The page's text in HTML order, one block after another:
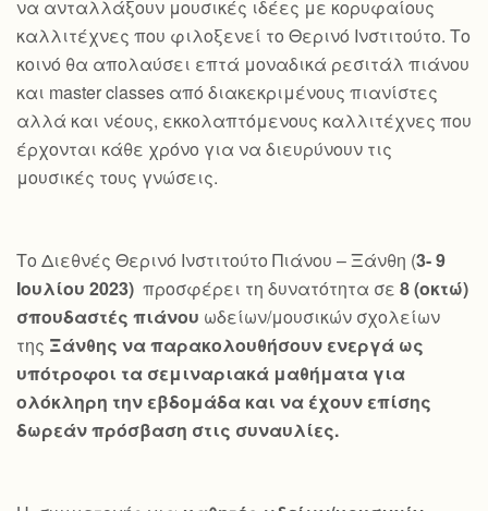
να ανταλλάξουν μουσικές ιδέες με κορυφαίους
καλλιτέχνες που φιλοξενεί το Θερινό Ινστιτούτο. Το
κοινό θα απολαύσει επτά μοναδικά ρεσιτάλ πιάνου
και master classes από διακεκριμένους πιανίστες
αλλά και νέους, εκκολαπτόμενους καλλιτέχνες που
έρχονται κάθε χρόνο για να διευρύνουν τις
μουσικές τους γνώσεις.
Το Διεθνές Θερινό Ινστιτούτο Πιάνου – Ξάνθη (3- 9
Ιουλίου 2023) προσφέρει τη δυνατότητα σε 8 (οκτώ)
σπουδαστές πιάνου ωδείων/μουσικών σχολείων
της Ξάνθης να παρακολουθήσουν ενεργά ως
υπότροφοι τα σεμιναριακά μαθήματα για
ολόκληρη την εβδομάδα και να έχουν επίσης
δωρεάν πρόσβαση στις συναυλίες.